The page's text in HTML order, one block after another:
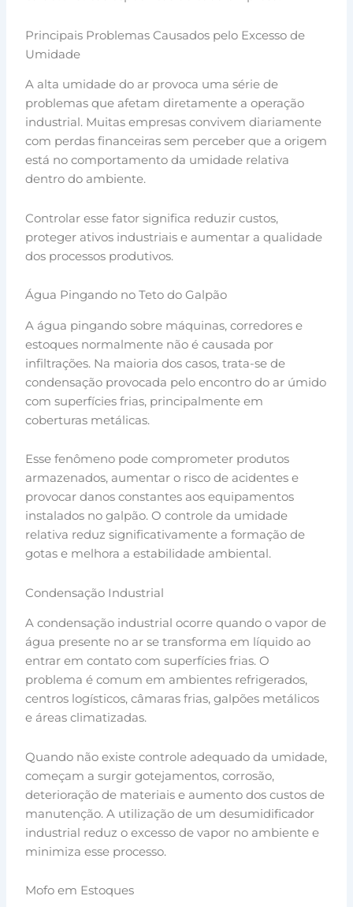
Principais Problemas Causados pelo Excesso de
Umidade
A alta umidade do ar provoca uma série de
problemas que afetam diretamente a operação
industrial. Muitas empresas convivem diariamente
com perdas financeiras sem perceber que a origem
está no comportamento da umidade relativa
dentro do ambiente.
Controlar esse fator significa reduzir custos,
proteger ativos industriais e aumentar a qualidade
dos processos produtivos.
Água Pingando no Teto do Galpão
A água pingando sobre máquinas, corredores e
estoques normalmente não é causada por
infiltrações. Na maioria dos casos, trata-se de
condensação provocada pelo encontro do ar úmido
com superfícies frias, principalmente em
coberturas metálicas.
Esse fenômeno pode comprometer produtos
armazenados, aumentar o risco de acidentes e
provocar danos constantes aos equipamentos
instalados no galpão. O controle da umidade
relativa reduz significativamente a formação de
gotas e melhora a estabilidade ambiental.
Condensação Industrial
A condensação industrial ocorre quando o vapor de
água presente no ar se transforma em líquido ao
entrar em contato com superfícies frias. O
problema é comum em ambientes refrigerados,
centros logísticos, câmaras frias, galpões metálicos
e áreas climatizadas.
Quando não existe controle adequado da umidade,
começam a surgir gotejamentos, corrosão,
deterioração de materiais e aumento dos custos de
manutenção. A utilização de um desumidificador
industrial reduz o excesso de vapor no ambiente e
minimiza esse processo.
Mofo em Estoques